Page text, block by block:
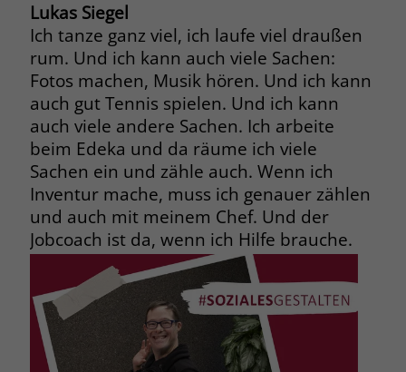
Lukas Siegel
Ich tanze ganz viel, ich laufe viel draußen
rum. Und ich kann auch viele Sachen:
Fotos machen, Musik hören. Und ich kann
auch gut Tennis spielen. Und ich kann
auch viele andere Sachen. Ich arbeite
beim Edeka und da räume ich viele
Sachen ein und zähle auch. Wenn ich
Inventur mache, muss ich genauer zählen
und auch mit meinem Chef. Und der
Jobcoach ist da, wenn ich Hilfe brauche.
Anbieter
Laufzeit 3 Monate
Der Zweck von _fbp ist vollständig auf
die Werbe- und Analysebemühungen
von Facebook zurückzuführen. Dieses
Cookie ist ein Erstanbieter-Cookie, d. h.
Facebook platziert es, während ein
Verbraucher auf Facebook ist. Dieses
Cookie verfolgt die Besuche eines
Nutzers auf verschiedenen Websites
und meldet dieses Verhalten an
Facebook. Facebook kann dann die
gesammelten Daten nutzen, um den
Nutzer besser zu verstehen und
bessere, relevantere Werbung zu
zeigen. Das _fbp-Cookie sammelt keine